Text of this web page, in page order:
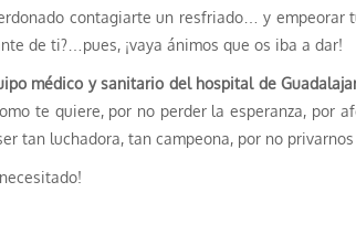
contagiarte un resfriado… y
de ti?…pues, ¡vaya ánimos que os iba a dar!
médico y sanitario del hospital de
te quiere, por no perder la esperanza, por
tan luchadora, tan campeona, por no